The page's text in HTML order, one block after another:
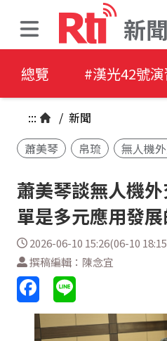
新聞
總覽 #漢光42號演
::: / 新聞
蕭美琴
帛琉 無人機
蕭美琴談無人機
單是多元應用發
2026-06-10 15:26(06-10
撰稿編輯：陳念宜